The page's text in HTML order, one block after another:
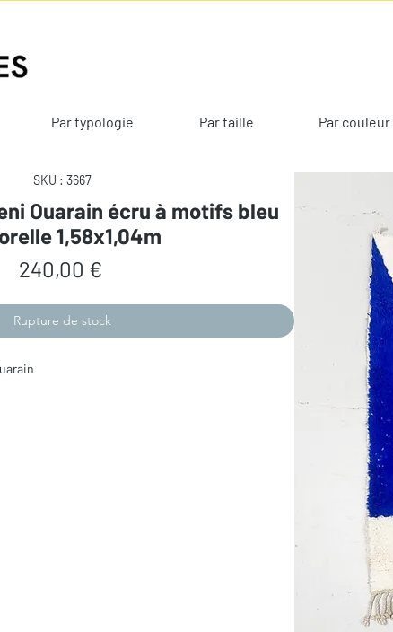
Par typologie Par taille Par
SKU : 3667
Ouarain écru à motifs bleu
1,58x1,04m
240,00 €Prix
Rupture de stock